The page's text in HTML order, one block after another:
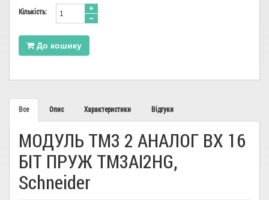
Кiлькiсть:
До кошику
Все Опис Характеристики Відгуки
МОДУЛЬ TM3 2 АНАЛОГ ВХ 16
БІТ ПРУЖ TM3AI2HG,
Schneider